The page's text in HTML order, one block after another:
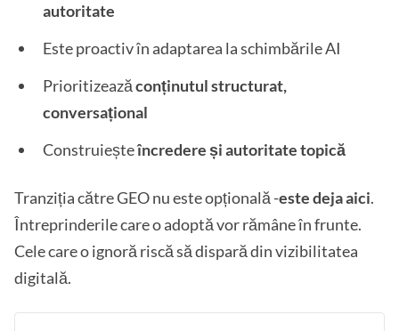
autoritate
Este proactiv în adaptarea la schimbările AI
Prioritizeazăconținutul structurat,
conversațional
Construieșteîncredere și autoritate topică
Tranziția către GEO nu este opțională -este deja aici.
Întreprinderile care o adoptă vor rămâne în frunte.
Cele care o ignoră riscă să dispară din vizibilitatea
digitală.